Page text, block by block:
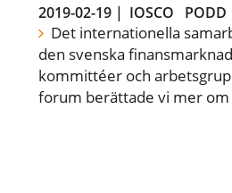
2019-02-19| IOSCO PODD
Det internationella
den svenska
kommittéer och
forum berättade vi mer